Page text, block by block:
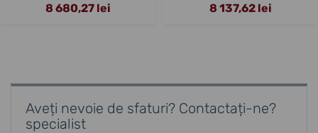
8 680,27 lei 8 137,62 lei
Aveți nevoie de sfaturi? Contactați-ne?
specialist